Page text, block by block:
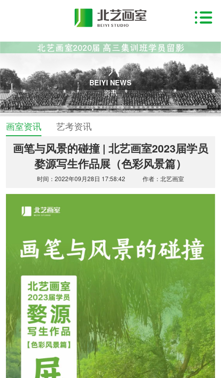
BEIYI NEWS
资讯
画室资讯 艺考资讯
画笔与风景的碰撞 | 北艺画室2023届学员
婺源写生作品展（色彩风景篇）
时间：2022年09月28日 17:58:42 作者：北艺画室